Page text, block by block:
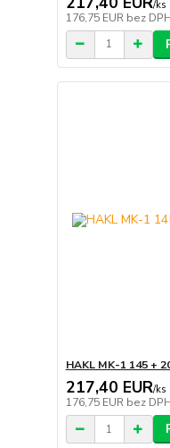
/ks
176,75 EUR bez DPH
HAKL MK-1 145 +
217,40 EUR/ks
176,75 EUR bez DPH